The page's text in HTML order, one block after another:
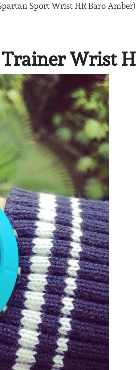
Sport Wrist HR Baro Amber)
Wrist H